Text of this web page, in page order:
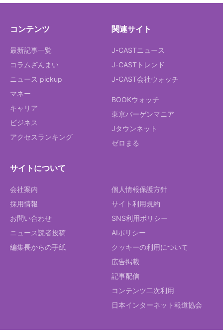
コンテンツ
最新記事一覧
コラムざんまい
ニュース pickup
マネー
キャリア
ビジネス
アクセスランキング
関連サイト
J-CASTニュース
J-CASTトレンド
J-CAST会社ウォッチ
BOOKウォッチ
東京バーゲンマニア
Jタウンネット
ゼロまる
サイトについて
会社案内
採用情報
お問い合わせ
ニュース読者投稿
編集長からの手紙
個人情報保護方針
サイト利用規約
SNS利用ポリシー
AIポリシー
クッキーの利用について
広告掲載
記事配信
コンテンツ二次利用
日本インターネット報道協会